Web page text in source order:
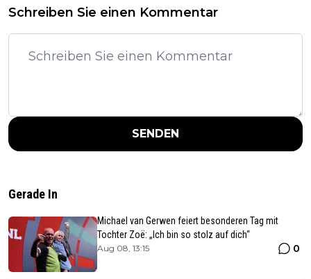
Schreiben Sie einen Kommentar
SENDEN
Gerade In
Michael van Gerwen feiert besonderen Tag mit
Tochter Zoë: „Ich bin so stolz auf dich“
Aug 08, 13:15 0